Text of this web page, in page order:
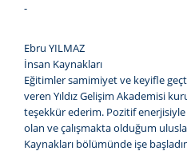
-
Ebru YILMAZ
İnsan Kaynakları
Eğitimler samimiyet ve keyifle
veren Yıldız Gelişim Akademisi
teşekkür ederim. Pozitif
olan ve çalışmakta olduğum
Kaynakları bölümünde işe